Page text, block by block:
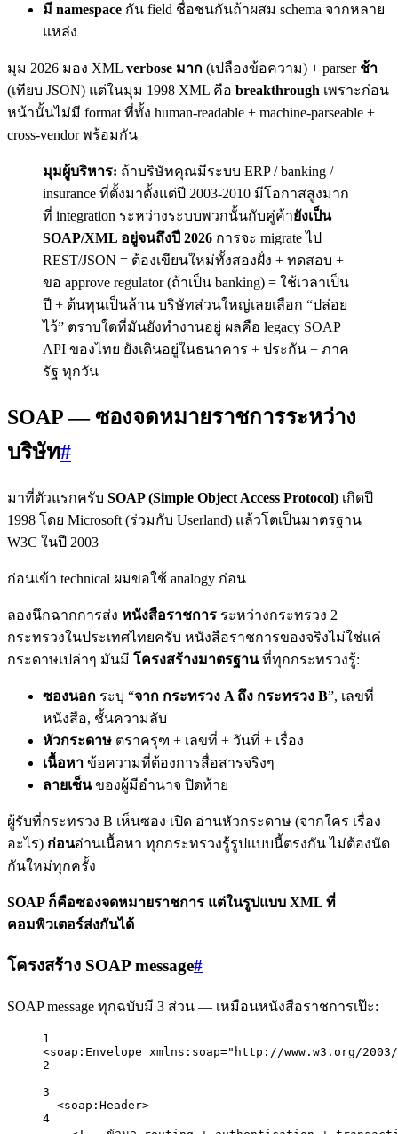
มี namespace กัน field ชื่อชนกันถ้าผสม schema จากหลาย
แหล่ง
มุม 2026 มอง XML verbose มาก (เปลืองข้อความ) + parser ช้า
(เทียบ JSON) แต่ในมุม 1998 XML คือ breakthrough เพราะก่อน
หน้านั้นไม่มี format ที่ทั้ง human-readable + machine-parseable +
cross-vendor พร้อมกัน
มุมผู้บริหาร: ถ้าบริษัทคุณมีระบบ ERP / banking /
insurance ที่ตั้งมาตั้งแต่ปี 2003-2010 มีโอกาสสูงมาก
ที่ integration ระหว่างระบบพวกนั้นกับคู่ค้ายังเป็น
SOAP/XML อยู่จนถึงปี 2026 การจะ migrate ไป
REST/JSON = ต้องเขียนใหม่ทั้งสองฝั่ง + ทดสอบ +
ขอ approve regulator (ถ้าเป็น banking) = ใช้เวลาเป็น
ปี + ต้นทุนเป็นล้าน บริษัทส่วนใหญ่เลยเลือก “ปล่อย
ไว้” ตราบใดที่มันยังทำงานอยู่ ผลคือ legacy SOAP
API ของไทย ยังเดินอยู่ในธนาคาร + ประกัน + ภาค
รัฐ ทุกวัน
SOAP — ซองจดหมายราชการระหว่าง
บริษัท#
มาที่ตัวแรกครับ SOAP (Simple Object Access Protocol) เกิดปี
1998 โดย Microsoft (ร่วมกับ Userland) แล้วโตเป็นมาตรฐาน
W3C ในปี 2003
ก่อนเข้า technical ผมขอใช้ analogy ก่อน
ลองนึกฉากการส่ง หนังสือราชการ ระหว่างกระทรวง 2
กระทรวงในประเทศไทยครับ หนังสือราชการของจริงไม่ใช่แค่
กระดาษเปล่าๆ มันมี โครงสร้างมาตรฐานที่ทุกกระทรวงรู้:
ซองนอก ระบุ “จาก กระทรวง A ถึง กระทรวง B”, เลขที่
หนังสือ, ชั้นความลับ
หัวกระดาษ ตราครุฑ + เลขที่ + วันที่ + เรื่อง
เนื้อหา ข้อความที่ต้องการสื่อสารจริงๆ
ลายเซ็นของผู้มีอำนาจ ปิดท้าย
ผู้รับที่กระทรวง B เห็นซอง เปิด อ่านหัวกระดาษ (จากใคร เรื่อง
อะไร) ก่อนอ่านเนื้อหา ทุกกระทรวงรู้รูปแบบนี้ตรงกัน ไม่ต้องนัด
กันใหม่ทุกครั้ง
SOAP ก็คือซองจดหมายราชการ แต่ในรูปแบบ XML ที่
คอมพิวเตอร์ส่งกันได้
โครงสร้าง SOAP message#
SOAP message ทุกฉบับมี 3 ส่วน — เหมือนหนังสือราชการเป๊ะ:
1
<soap:Envelope xmlns:soap="http://www.w3.org/
2
3
<soap:Header>
4